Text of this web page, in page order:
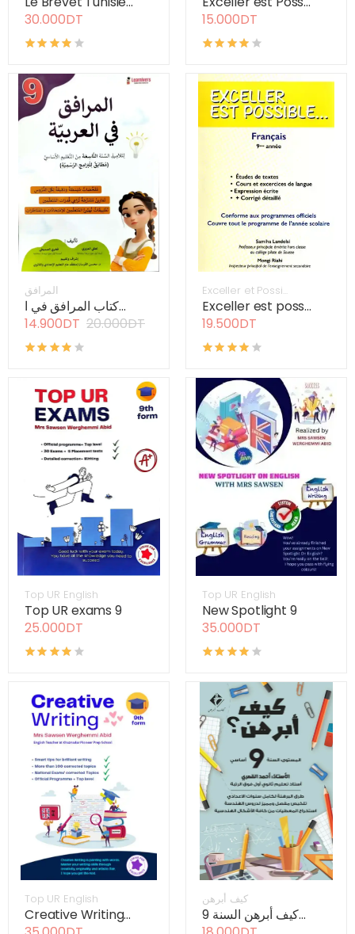
30.000DT
15.000DT
المرافق
كتاب المرافق في ا...
14.900DT 20.000DT
Exceller et Possi...
Exceller est poss...
19.500DT
Top UR English
Top UR exams 9
25.000DT
Top UR English
New Spotlight 9
35.000DT
Top UR English
Creative Writing...
كيف أبرهن
كيف أبرهن السنة 9...